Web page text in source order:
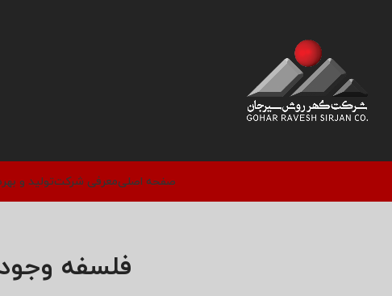
صفحه اصلیمعرفی شرکتتولید و
فلسفه